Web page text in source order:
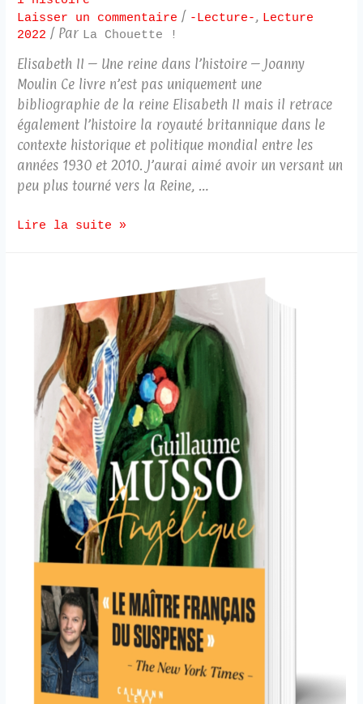
Laisser un commentaire / -Lecture-, Lecture
2022 / Par La Chouette !
Elisabeth II – Une reine dans l’histoire – Joanny
Moulin Ce livre n’est pas uniquement une
bibliographie de la reine Elisabeth II mais il retrace
également l’histoire la royauté britannique dans le
contexte historique et politique mondial entre les
années 1930 et 2010. J’aurai aimé avoir un versant un
peu plus tourné vers la Reine, …
Lire la suite »